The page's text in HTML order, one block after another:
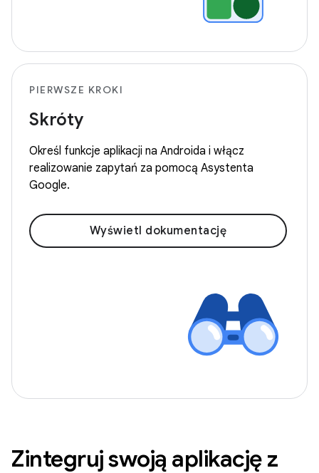
PIERWSZE KROKI
Skróty
Określ funkcje aplikacji na Androida i włącz
realizowanie zapytań za pomocą Asystenta
Google.
Wyświetl dokumentację
Zintegruj swoją aplikację z